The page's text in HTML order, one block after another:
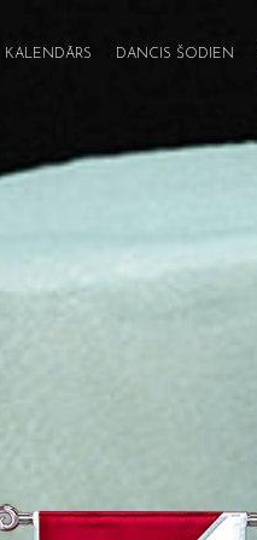
KALENDĀRS DANCIS ŠODIEN